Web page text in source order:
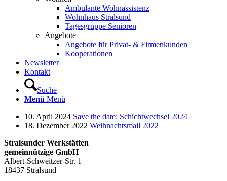
Ambulante Wohnassistenz
Wohnhaus Stralsund
Tagesgruppe Senioren
Angebote
Angebote für Privat- & Firmenkunden
Kooperationen
Newsletter
Kontakt
Suche
Menü Menü
10. April 2024 Save the date: Schichtwechsel 2024
18. Dezember 2022 Weihnachtsmail 2022
Stralsunder Werkstätten
gemeinnützige GmbH
Albert-Schweitzer-Str. 1
18437 Stralsund